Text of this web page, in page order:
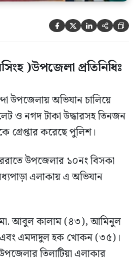
    
)উপজেলা প্রতিনিধিঃ
উপজেলায় অভিযান চালিয়ে
ও নগদ টাকা উদ্ধারসহ তিনজন
গ্রেপ্তার করেছে পুলিশ।
উপজেলার ১০নং বিসকা
এলাকায় এ অভিযান
মো. আবুল কালাম (৪৩), আমিনুল
এমদাদুল হক খোকন (৩৫)।
তিলাটিয়া এলাকার